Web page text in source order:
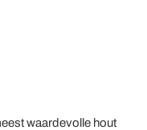
waardevolle hout